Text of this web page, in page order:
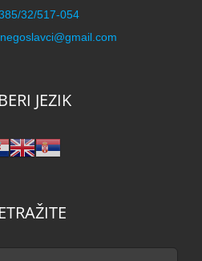
32/517-054
JEZIK